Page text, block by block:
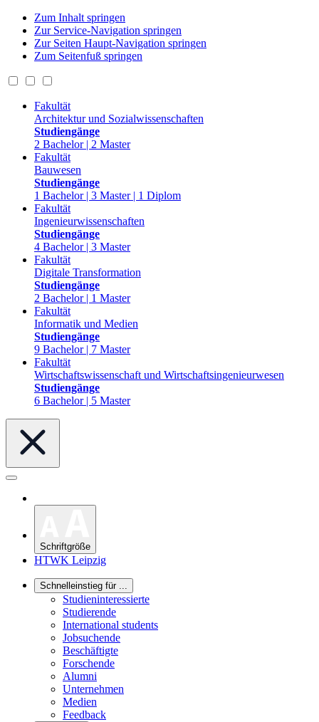
Zum Inhalt springen
Zur Service-Navigation springen
Zur Seiten Haupt-Navigation springen
Zum Seitenfuß springen
Fakultät
Architektur und Sozialwissenschaften
Studiengänge
2 Bachelor | 2 Master
Fakultät
Bauwesen
Studiengänge
1 Bachelor | 3 Master | 1 Diplom
Fakultät
Ingenieurwissenschaften
Studiengänge
4 Bachelor | 3 Master
Fakultät
Digitale Transformation
Studiengänge
2 Bachelor | 1 Master
Fakultät
Informatik und Medien
Studiengänge
9 Bachelor | 7 Master
Fakultät
Wirtschaftswissenschaft und Wirtschaftsingenieurwesen
Studiengänge
6 Bachelor | 5 Master
Schriftgröße
HTWK Leipzig
Schnelleinstieg für ...
Studieninteressierte
Studierende
International students
Jobsuchende
Beschäftigte
Forschende
Alumni
Unternehmen
Medien
Feedback